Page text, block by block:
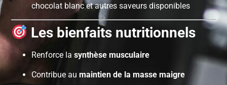
chocolat blanc et autres saveurs disponibles
Les bienfaits nutritionnels
Renforce lasynthèse musculaire
Contribue aumaintien de la masse maigre